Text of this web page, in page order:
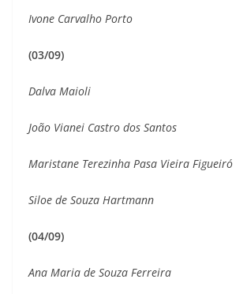
Ivone Carvalho Porto
(03/09)
Dalva Maioli
João Vianei Castro dos Santos
Maristane Terezinha Pasa Vieira Figueiró
Siloe de Souza Hartmann
(04/09)
Ana Maria de Souza Ferreira